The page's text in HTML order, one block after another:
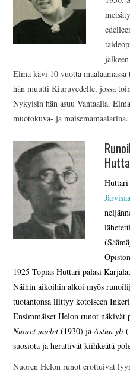
Elma kävi 10 vuotta
hän muutti Kiuruvedelle, jossa
Nykyisin hän asuu Vantaalla.
muotokuva- ja maisemamaalarina.
Huttari
1925 Topias Huttari palasi
Näihin aikoihin alkoi myös
tuotantonsa liittyy kotoiseen
Ensimmäiset Helon runot näkivät
Nuoret mielet (1930) jaAstun yli
suosiota ja herättivät kiihkeätä
Nuoren Helon runot erottuivat